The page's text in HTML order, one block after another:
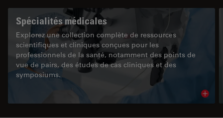
Spécialités médicales
Explorez une collection complète de ressources
scientifiques et cliniques conçues pour les
professionnels de la santé, notamment des points de
vue de pairs, des études de cas cliniques et des
symposiums.